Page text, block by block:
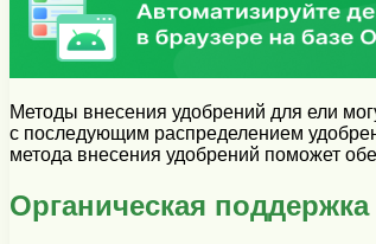
Методы внесения удобрений для ели
с последующим распределением
метода внесения удобрений поможет
Органическая